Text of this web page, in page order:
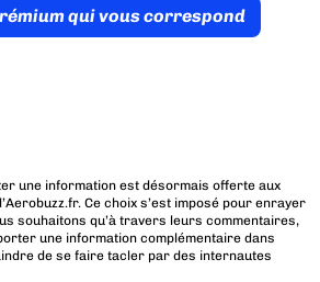
qui vous correspond
une information est désormais offerte aux
Ce choix s’est imposé pour enrayer
souhaitons qu’à travers leurs commentaires,
une information complémentaire dans
de se faire tacler par des internautes